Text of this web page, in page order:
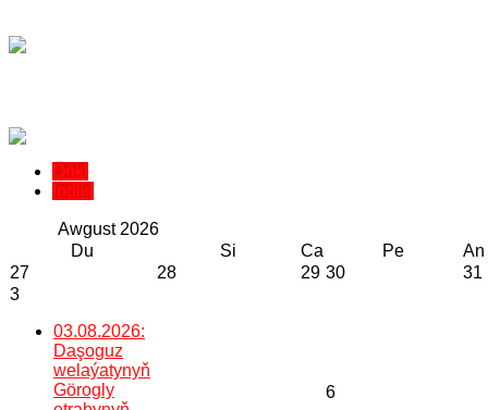
Awgust 2026
Du
Si Ca Pe An
27
28 29 30 31
3
03.08.2026:
Daşoguz
welaýatynyň
Görogly
6